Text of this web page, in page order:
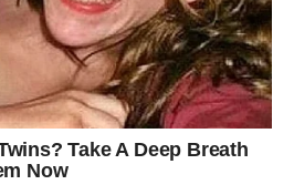
Upravo ta spoznaja doneće
život
optimizam. Počećete da
vas usrećuju – razgovore sa